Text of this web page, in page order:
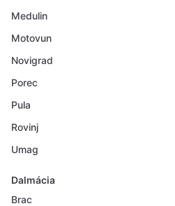
Medulin
Motovun
Novigrad
Porec
Pula
Rovinj
Umag
Dalmácia
Brac